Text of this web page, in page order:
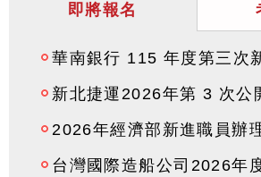
即將報名
華南銀行 115 年度第三次
新北捷運2026年第 3 次公
2026年經濟部新進職員辦
台灣國際造船公司2026年度